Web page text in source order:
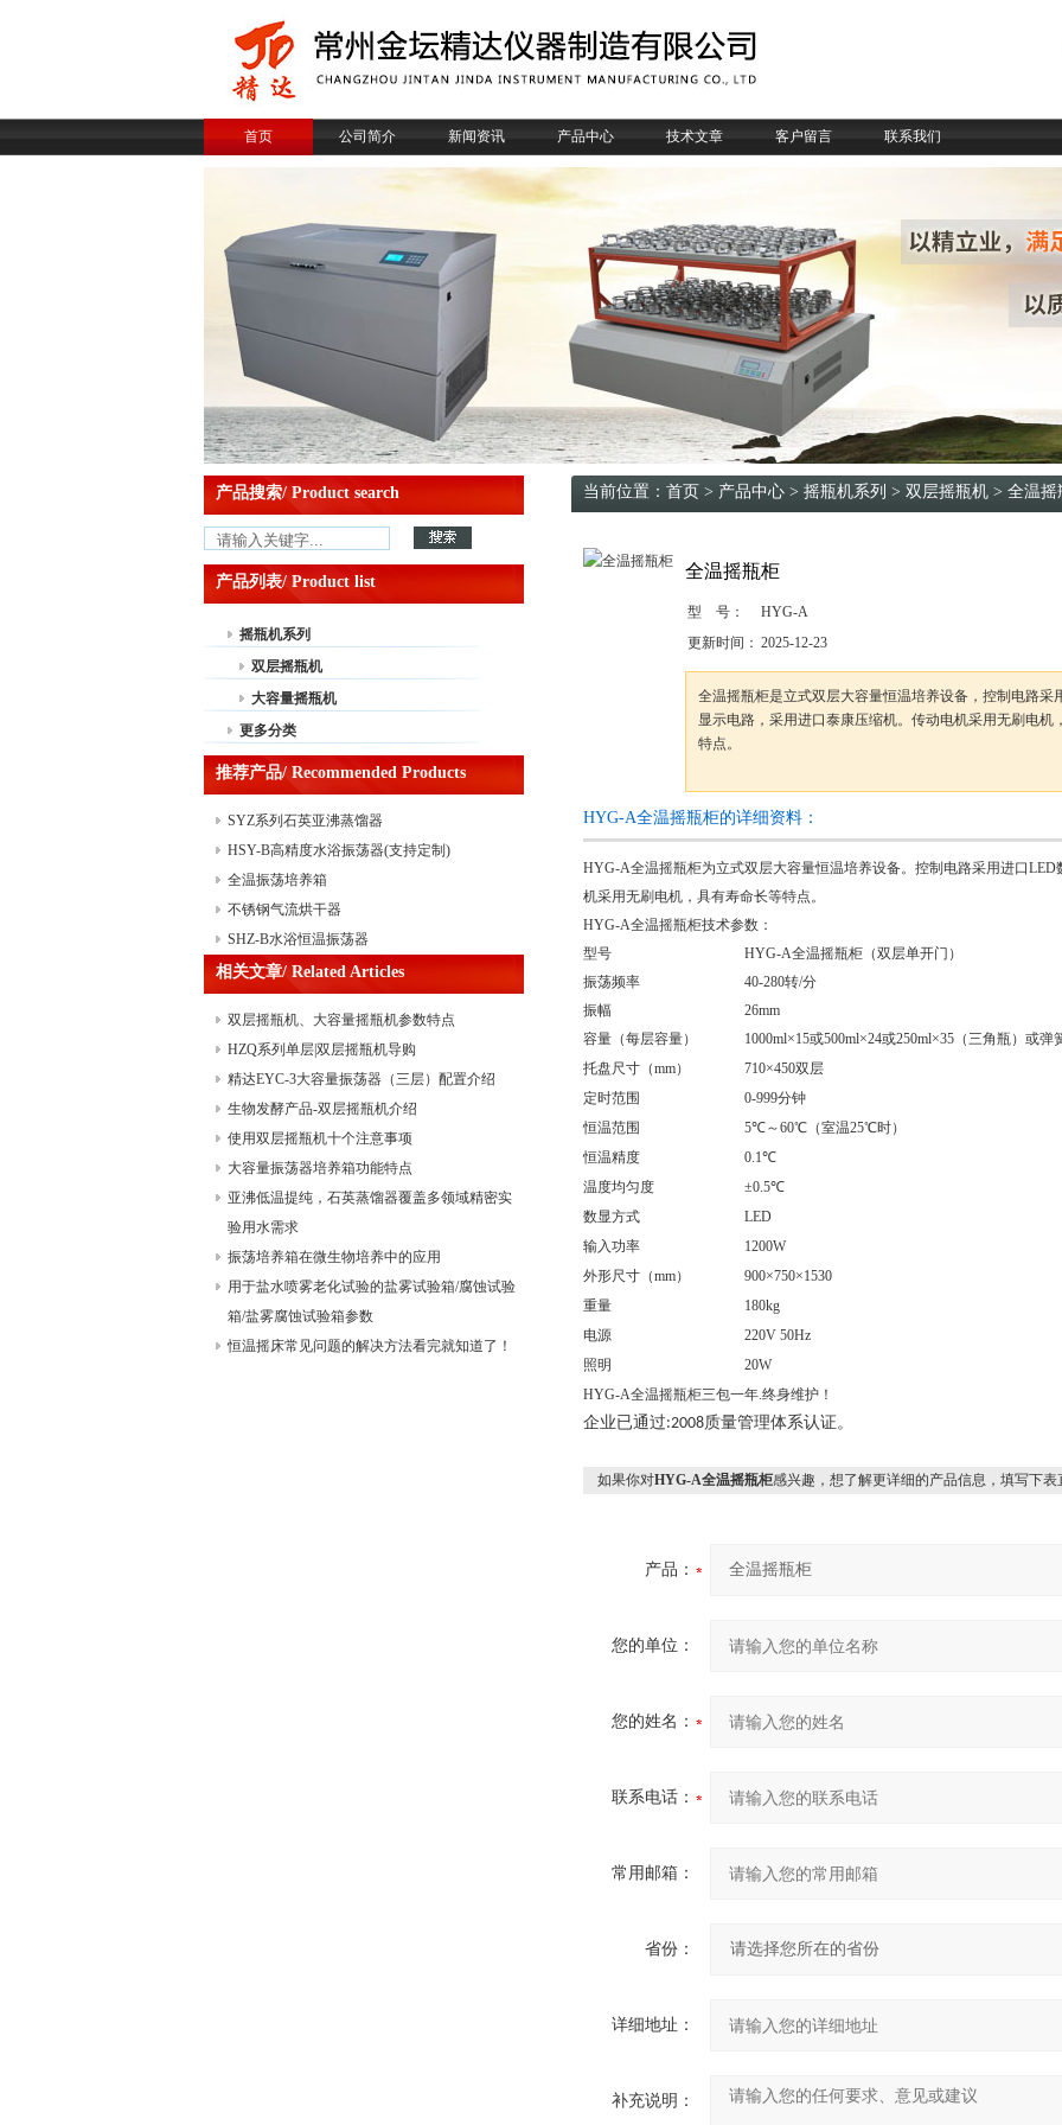
首页 公司简介 新闻资讯 产品中心 技术文章 客户留言 联系我们
产品搜索/ Product search
产品列表/ Product list
摇瓶机系列
双层摇瓶机
大容量摇瓶机
更多分类
推荐产品/ Recommended Products
SYZ系列石英亚沸蒸馏器
HSY-B高精度水浴振荡器(支持定制)
全温振荡培养箱
不锈钢气流烘干器
SHZ-B水浴恒温振荡器
相关文章/ Related Articles
双层摇瓶机、大容量摇瓶机参数特点
HZQ系列单层|双层摇瓶机导购
精达EYC-3大容量振荡器（三层）配置介绍
生物发酵产品-双层摇瓶机介绍
使用双层摇瓶机十个注意事项
大容量振荡器培养箱功能特点
亚沸低温提纯，石英蒸馏器覆盖多领域精密实
验用水需求
振荡培养箱在微生物培养中的应用
用于盐水喷雾老化试验的盐雾试验箱/腐蚀试验
箱/盐雾腐蚀试验箱参数
恒温摇床常见问题的解决方法看完就知道了！
当前位置： 首页 > 产品中心 > 摇瓶机系列 > 双层摇瓶机 > 全温摇
全温摇瓶柜
型 号：
HYG-A
更新时间： 2025-12-23
全温摇瓶柜是立式双层大容量恒温培养设备，控制电路采
显示电路，采用进口泰康压缩机。传动电机采用无刷电机
特点。
HYG-A全温摇瓶柜的详细资料：
HYG-A全温摇瓶柜为立式双层大容量恒温培养设备。控制电路采用进口LED
机采用无刷电机，具有寿命长等特点。
HYG-A全温摇瓶柜技术参数：
型号
HYG-A全温摇瓶柜（双层单开门）
振荡频率
40-280转/分
振幅
26mm
容量（每层容量）
1000ml×15或500ml×24或250ml×35 （三角瓶）或弹
托盘尺寸（mm） 710×450双层
定时范围
0-999分钟
恒温范围
5℃～60℃（室温25℃时）
恒温精度
0.1℃
温度均匀度
±0.5℃
数显方式
LED
输入功率
1200W
外形尺寸（mm） 900×750×1530
重量
180kg
电源
220V 50Hz
照明
20W
HYG-A全温摇瓶柜三包一年.终身维护！
企业已通过:2008质量管理体系认证。
如果你对HYG-A全温摇瓶柜感兴趣，想了解更详细的产品信息，填写下表
产品：
您的单位：
您的姓名：
联系电话：
常用邮箱：
省份：
详细地址：
补充说明：